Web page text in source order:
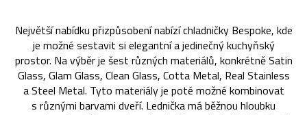
Největší nabídku přizpůsobení nabízí chladničky Bespoke, kde
je možné sestavit si elegantní a jedinečný kuchyňský
prostor. Na výběr je šest různých materiálů, konkrétně Satin
Glass, Glam Glass, Clean Glass, Cotta Metal, Real Stainless
a Steel Metal. Tyto materiály je poté možné kombinovat
s různými barvami dveří. Lednička má běžnou hloubku